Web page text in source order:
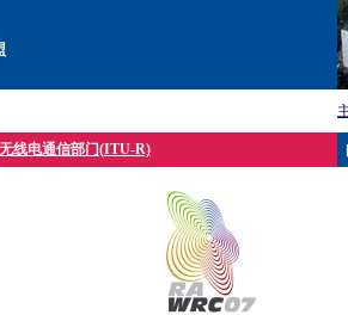
无线电通信部门(ITU-R)